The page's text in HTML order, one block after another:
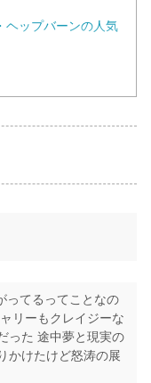
ヘップバーンの人気
ってるってことなの
リーもクレイジーな
った 途中夢と現実の
かけたけど怒涛の展